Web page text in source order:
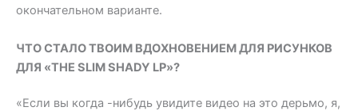
окончательном варианте.
ЧТО СТАЛО ТВОИМ ВДОХНОВЕНИЕМ ДЛЯ РИСУНКОВ
ДЛЯ «THE SLIM SHADY LP»?
«Если вы когда -нибудь увидите видео на это дерьмо, я,